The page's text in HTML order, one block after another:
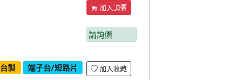
加入詢價
請詢價
台製 端子台/短路片 加入收藏